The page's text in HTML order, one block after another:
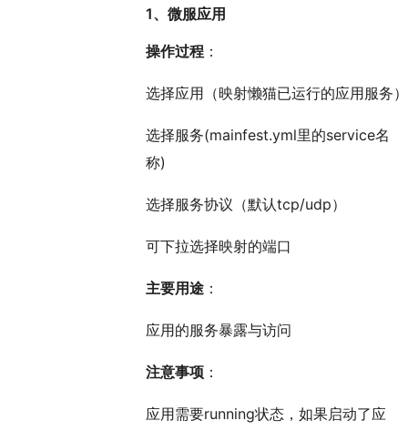
1、微服应用
操作过程 ：
选择应用（映射懒猫已运行的应用服务）
选择服务(mainfest.yml里的service名
称)
选择服务协议（默认tcp/udp）
可下拉选择映射的端口
主要用途 ：
应用的服务暴露与访问
注意事项 ：
应用需要running状态，如果启动了应